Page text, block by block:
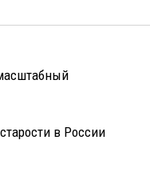
в России